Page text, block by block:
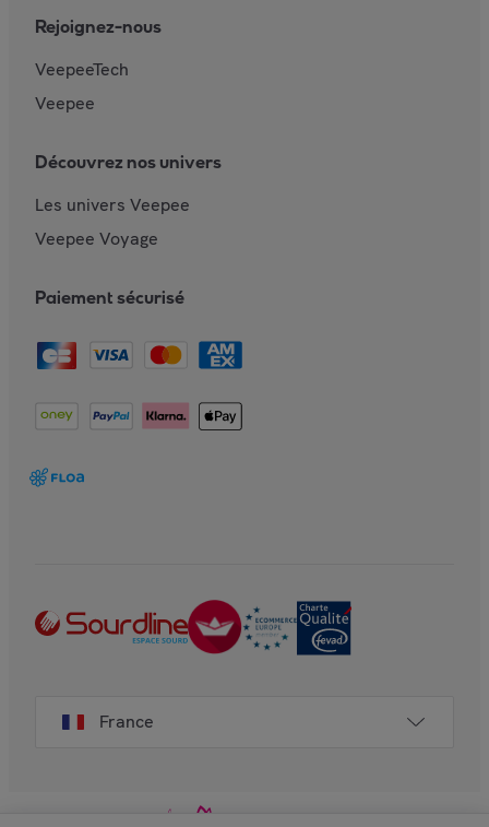
Rejoignez-nous
VeepeeTech
Veepee
Découvrez nos univers
Les univers Veepee
Veepee Voyage
Paiement sécurisé
France